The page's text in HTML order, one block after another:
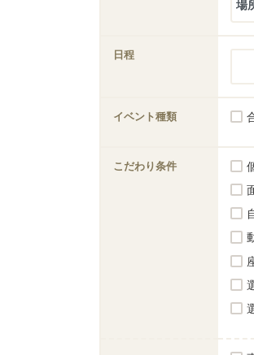
日程
イベント種類
こだわり条件